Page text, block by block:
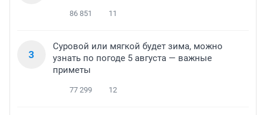
86 851 11
3
Суровой или мягкой будет зима, можно
узнать по погоде 5 августа — важные
приметы
77 299 12